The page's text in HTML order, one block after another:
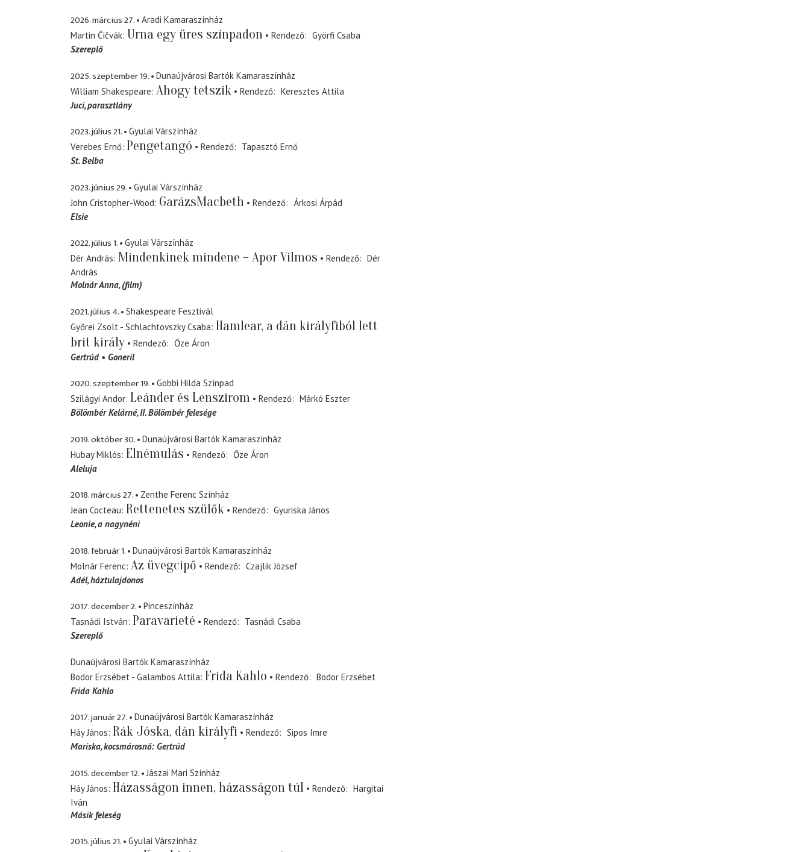
2026. március 27.
Aradi Kamaraszínház
Martin Čičvák Urna egy üres színpadon Rendező
Györfi Csaba
Szereplő
2025. szeptember 19.
Dunaújvárosi Bartók Kamaraszínház
William Shakespeare Ahogy tetszik Rendező
Keresztes Attila
Juci parasztlány
2023. július 21.
Gyulai Várszínház
Verebes Ernő Pengetangó Rendező
Tapasztó Ernő
St. Belba
2023. június 29.
Gyulai Várszínház
John Cristopher-Wood GarázsMacbeth Rendező
Árkosi Árpád
Elsie
2022. július 1.
Gyulai Várszínház
Dér András Mindenkinek mindene – Apor Vilmos Rendező
Dér
András
Molnár Anna (film)
2021. július 4.
Shakespeare Fesztivál
Győrei Zsolt - Schlachtovszky Csaba Hamlear, a dán királyfiból lett
brit király
Rendező
Őze Áron
Gertrúd
Goneril
2020. szeptember 19.
Gobbi Hilda Színpad
Szilágyi Andor Leánder és Lenszirom Rendező
Márkó Eszter
Bölömbér Kelárné II. Bölömbér felesége
2019. október 30.
Dunaújvárosi Bartók Kamaraszínház
Hubay Miklós Elnémulás Rendező
Őze Áron
Aleluja
2018. március 27.
Zenthe Ferenc Színház
Jean Cocteau Rettenetes szülők Rendező
Gyuriska János
Leonie a nagynéni
2018. február 1.
Dunaújvárosi Bartók Kamaraszínház
Molnár Ferenc Az üvegcipő Rendező
Czajlik József
Adél háztulajdonos
2017. december 2.
Pinceszínház
Tasnádi István Paravarieté Rendező
Tasnádi Csaba
Szereplő
Dunaújvárosi Bartók Kamaraszínház
Bodor Erzsébet - Galambos Attila Frida Kahlo Rendező
Bodor Erzsébet
Frida Kahlo
2017. január 27.
Dunaújvárosi Bartók Kamaraszínház
Háy János Rák Jóska, dán királyfi Rendező
Sipos Imre
Mariska kocsmárosnő: Gertrúd
2015. december 12.
Jászai Mari Színház
Háy János Házasságon innen, házasságon túl Rendező
Hargitai
Iván
Másik feleség
2015. július 21.
Gyulai Várszínház